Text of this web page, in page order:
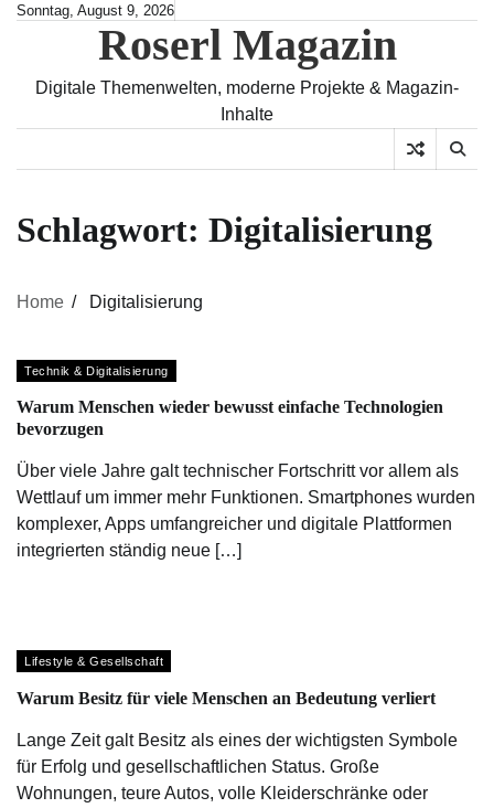
SkipSonntag, August 9, 2026
Roserl Magazin
Digitale Themenwelten, moderne Projekte & Magazin-
Inhalte
Schlagwort: Digitalisierung
Home Digitalisierung
Technik & Digitalisierung
Warum Menschen wieder bewusst einfache Technologien
bevorzugen
Über viele Jahre galt technischer Fortschritt vor allem als
Wettlauf um immer mehr Funktionen. Smartphones wurden
komplexer, Apps umfangreicher und digitale Plattformen
integrierten ständig neue […]
Lifestyle & Gesellschaft
Warum Besitz für viele Menschen an Bedeutung verliert
Lange Zeit galt Besitz als eines der wichtigsten Symbole
für Erfolg und gesellschaftlichen Status. Große
Wohnungen, teure Autos, volle Kleiderschränke oder